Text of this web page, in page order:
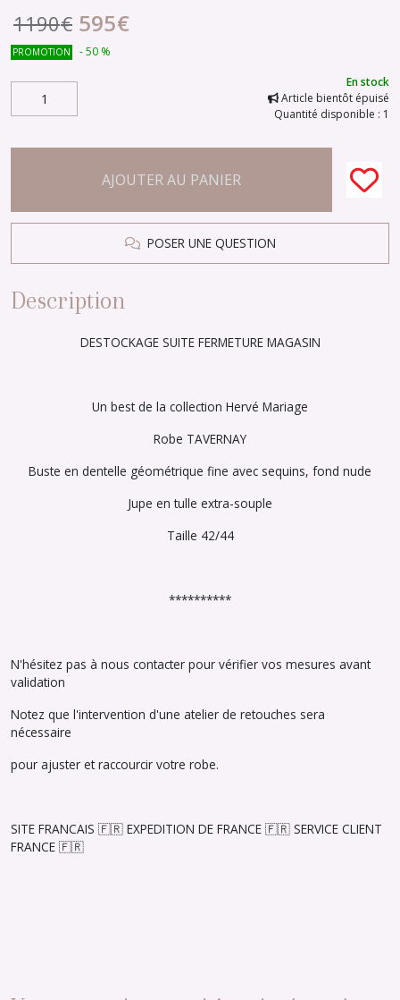
1190€ 595€
PROMOTION -50 %
En stock
Article bientôt épuisé
Quantité disponible : 1
AJOUTER AU PANIER
POSER UNE QUESTION
Description
DESTOCKAGE SUITE FERMETURE MAGASIN
Un best de la collection Hervé Mariage
Robe TAVERNAY
Buste en dentelle géométrique fine avec sequins, fond nude
Jupe en tulle extra-souple
Taille 42/44
**********
N'hésitez pas à nous contacter pour vérifier vos mesures avant
validation
Notez que l'intervention d'une atelier de retouches sera
nécessaire
pour ajuster et raccourcir votre robe.
SITE FRANCAIS 🇫🇷 EXPEDITION DE FRANCE 🇫🇷 SERVICE CLIENT
FRANCE 🇫🇷